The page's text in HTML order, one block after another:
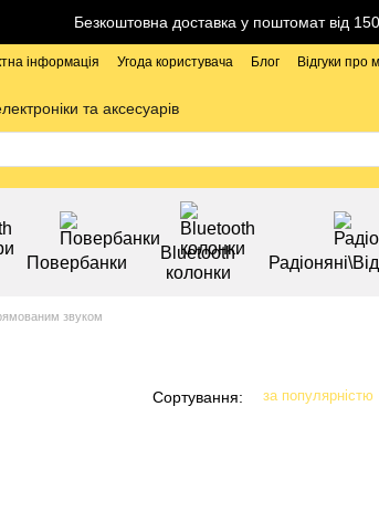
Безкоштовна доставка у поштомат від
інформація Угода користувача Блог Відгуки про
та аксесуарів
Повербанки
Bluetooth
колонки
звуком
Сортування: за популярністю